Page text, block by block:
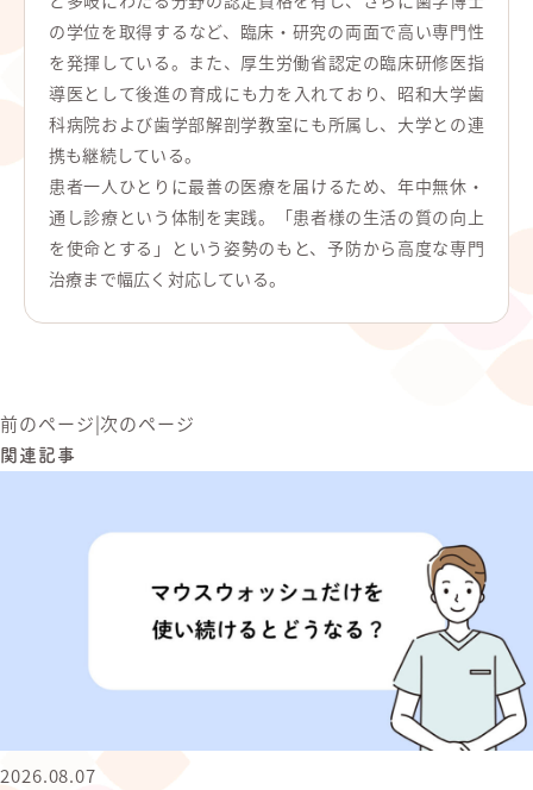
の学位を取得するなど、臨床・研究の両面で高い専門性
を発揮している。また、厚生労働省認定の臨床研修医指
導医として後進の育成にも力を入れており、昭和大学歯
科病院および歯学部解剖学教室にも所属し、大学との連
携も継続している。
患者一人ひとりに最善の医療を届けるため、年中無休・
通し診療という体制を実践。「患者様の生活の質の向上
を使命とする」という姿勢のもと、予防から高度な専門
治療まで幅広く対応している。
前のページ|次のページ
関連記事
2026.08.07